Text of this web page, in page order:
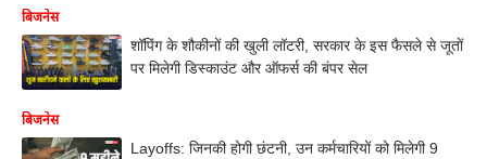
बिजनेस
शॉपिंग के शौकीनों की खुली लॉटरी, सरकार के इस फैसले से जूतों
पर मिलेगी डिस्काउंट और ऑफर्स की बंपर सेल
बिजनेस
Layoffs: जिनकी होगी छंटनी, उन कर्मचारियों को मिलेगी 9